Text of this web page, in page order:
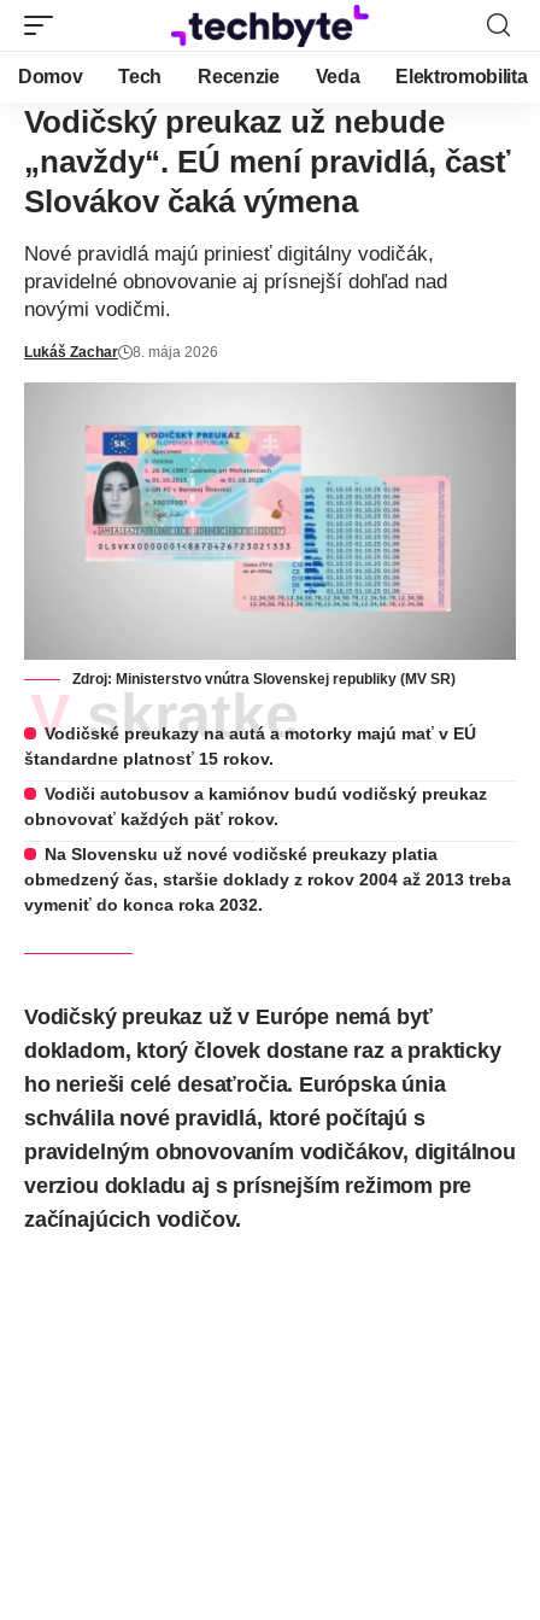
Domov Tech Recenzie Veda Elektromobilita
Vodičský preukaz už nebude
„navždy“. EÚ mení pravidlá, časť
Slovákov čaká výmena
Nové pravidlá majú priniesť digitálny vodičák,
pravidelné obnovovanie aj prísnejší dohľad nad
novými vodičmi.
Lukáš Zachar 8. mája 2026
Zdroj: Ministerstvo vnútra Slovenskej republiky (MV SR)
V skratke
Vodičské preukazy na autá a motorky majú mať v EÚ
štandardne platnosť 15 rokov.
Vodiči autobusov a kamiónov budú vodičský preukaz
obnovovať každých päť rokov.
Na Slovensku už nové vodičské preukazy platia
obmedzený čas, staršie doklady z rokov 2004 až 2013 treba
vymeniť do konca roka 2032.
Vodičský preukaz už v Európe nemá byť
dokladom, ktorý človek dostane raz a prakticky
ho nerieši celé desaťročia. Európska únia
schválilanové pravidlá, ktoré počítajú s
pravidelným obnovovaním vodičákov, digitálnou
verziou dokladu aj s prísnejším režimom pre
začínajúcich vodičov.